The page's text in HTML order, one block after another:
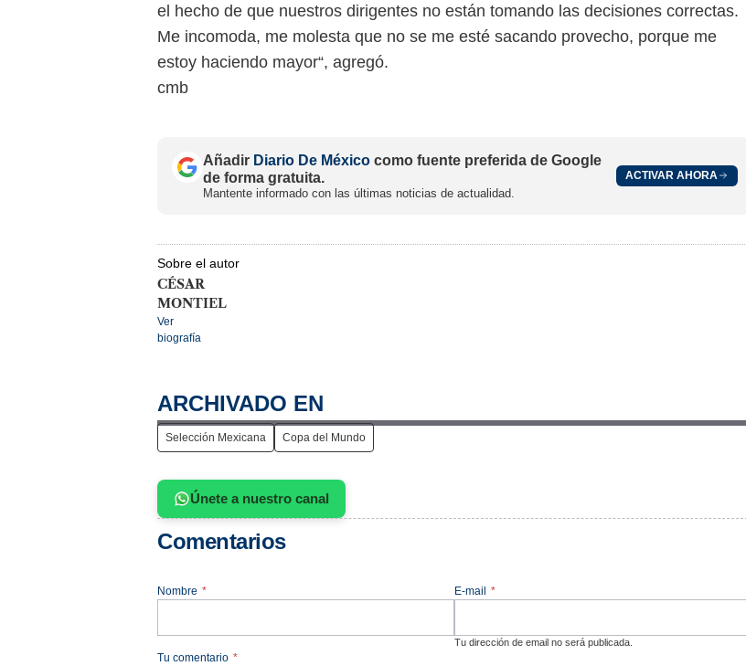
el hecho de que nuestros dirigentes no están tomando las decisiones correctas.
Me incomoda, me molesta que no se me esté sacando provecho, porque me
estoy haciendo mayor“, agregó.
cmb
Añadir Diario De México como fuente preferida de Google
de forma gratuita.
Mantente informado con las últimas noticias de actualidad.
ACTIVAR AHORA
Sobre el autor
CÉSAR
MONTIEL
Ver
biografía
ARCHIVADO EN
Selección Mexicana Copa del Mundo
Únete a nuestro canal
Comentarios
Nombre * E-mail *
Tu dirección de email no será publicada.
Tu comentario *